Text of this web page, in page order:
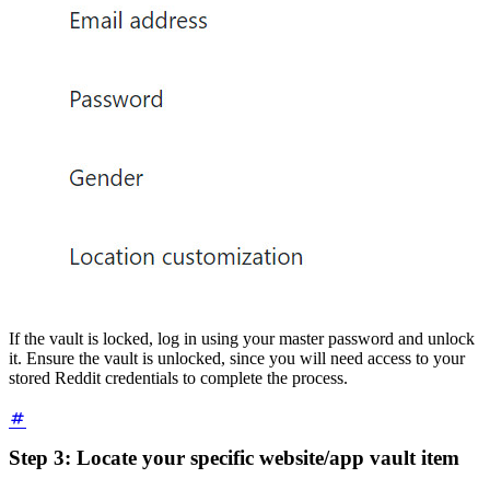
If the vault is locked, log in using your master password and unlock
it. Ensure the vault is unlocked, since you will need access to your
stored Reddit credentials to complete the process.
Step 3: Locate your specific website/app vault item